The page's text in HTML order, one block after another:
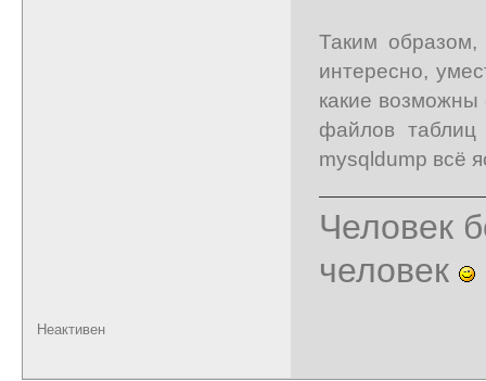
Таким
интересно,
какие возможны
файлов
mysqldump всё
Человек
человек
Неактивен